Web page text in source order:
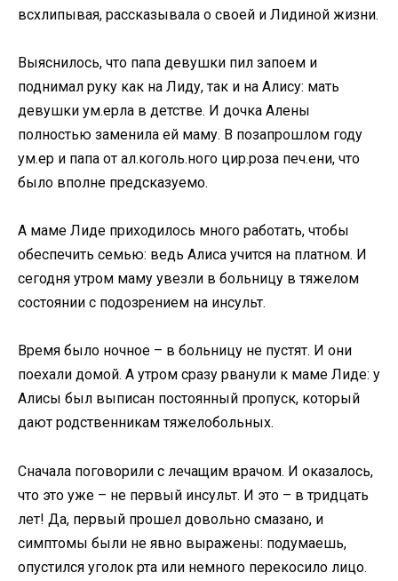
всхлипывая, рассказывала о своей и Лидиной жизни.
Выяснилось, что папа девушки пил запоем и
поднимал руку как на Лиду, так и на Алису: мать
девушки ум.ерла в детстве. И дочка Алены
полностью заменила ей маму. В позапрошлом году
ум.ер и папа от ал.коголь.ного цир.роза печ.ени, что
было вполне предсказуемо.
А маме Лиде приходилось много работать, чтобы
обеспечить семью: ведь Алиса учится на платном. И
сегодня утром маму увезли в больницу в тяжелом
состоянии с подозрением на инсульт.
Время было ночное – в больницу не пустят. И они
поехали домой. А утром сразу рванули к маме Лиде: у
Алисы был выписан постоянный пропуск, который
дают родственникам тяжелобольных.
Сначала поговорили с лечащим врачом. И оказалось,
что это уже – не первый инсульт. И это – в тридцать
лет! Да, первый прошел довольно смазано, и
симптомы были не явно выражены: подумаешь,
опустился уголок рта или немного перекосило лицо.